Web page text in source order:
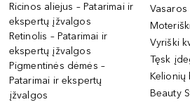
Ricinos aliejus – Patarimai ir
ekspertų įžvalgos
Retinolis – Patarimai ir
ekspertų įžvalgos
Pigmentinės dėmės –
Patarimai ir ekspertų
įžvalgos
Vyriški
Tęsk
Kelionių
Beauty